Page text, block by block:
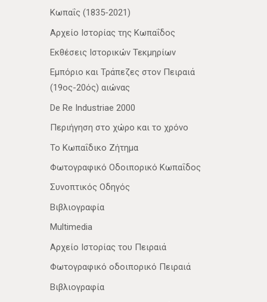
Κωπαΐς (1835-2021)
Αρχείο Ιστορίας της Κωπαΐδος
Εκθέσεις Ιστορικών Τεκμηρίων
Εμπόριο και Τράπεζες στον Πειραιά
(19ος-20ός) αιώνας
De Re Industriae 2000
Περιήγηση στο χώρο και το χρόνο
Το Κωπαΐδικο Ζήτημα
Φωτογραφικό Οδοιπορικό Κωπαΐδος
Συνοπτικός Οδηγός
Βιβλιογραφία
Multimedia
Αρχείο Ιστορίας του Πειραιά
Φωτογραφικό οδοιπορικό Πειραιά
Βιβλιογραφία